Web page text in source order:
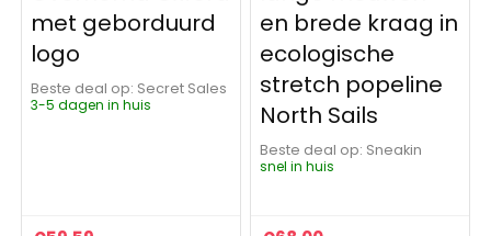
met geborduurd
logo
Beste deal op:
Secret Sales
3-5 dagen in huis
en brede kraag in
ecologische
stretch popeline
North Sails
Beste deal op:
Sneakin
snel in huis